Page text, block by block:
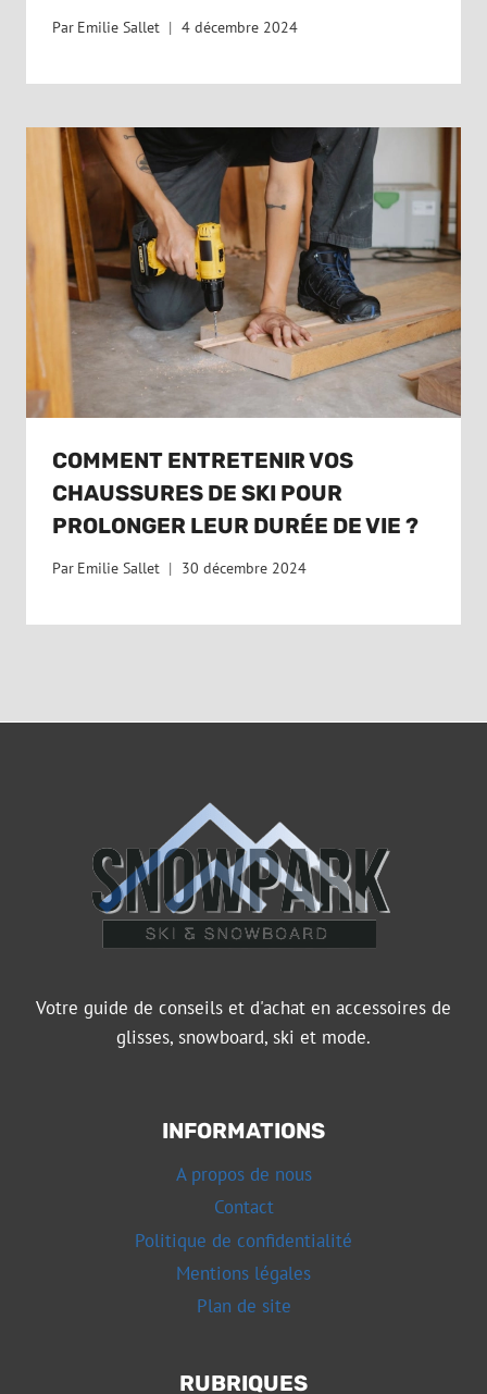
Par Emilie Sallet 4 décembre 2024
COMMENT ENTRETENIR VOS
CHAUSSURES DE SKI POUR
PROLONGER LEUR DURÉE DE VIE ?
Par Emilie Sallet 30 décembre 2024
Votre guide de conseils et d'achat en accessoires de
glisses, snowboard, ski et mode.
INFORMATIONS
A propos de nous
Contact
Politique de confidentialité
Mentions légales
Plan de site
RUBRIQUES